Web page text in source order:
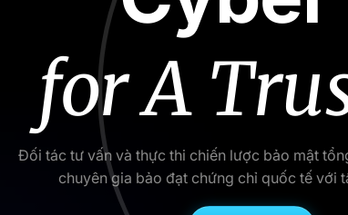
for A
Đối tác tư vấn và thực thi chiến lược bảo mật
chuyên gia bảo đạt chứng chỉ quốc tế với